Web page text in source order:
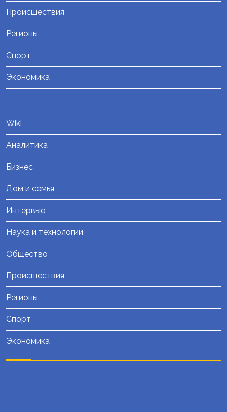
Происшествия
Регионы
Спорт
Экономика
Wiki
Аналитика
Бизнес
Дом и семья
Интервью
Наука и технологии
Общество
Происшествия
Регионы
Спорт
Экономика